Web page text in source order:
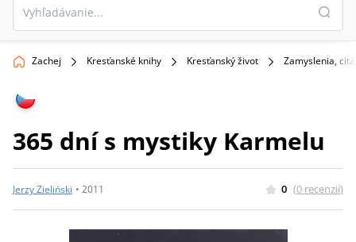
Zachej Kresťanské knihy Kresťanský život Zamyslenia,
365 dní s mystiky Karmelu
Jerzy Zieliński • 2011 0 (0 recenzií)